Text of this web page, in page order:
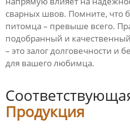
сварных швов. Помните, что
питомца – превыше всего.
подобранный и
– это залог долговечности и
для вашего любимца.
Продукция